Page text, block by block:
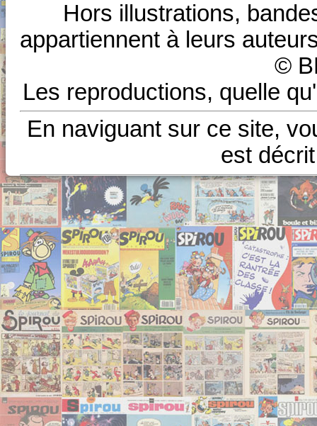
Hors illustrations,
appartiennent à leurs
©
Les reproductions, quelle
En naviguant sur ce site,
est